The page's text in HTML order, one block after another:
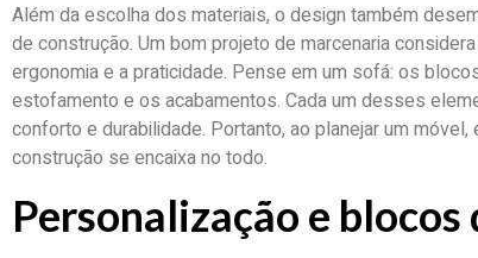
Além da escolha dos materiais, o design também
de construção. Um bom projeto de marcenaria
ergonomia e a praticidade. Pense em um sofá: os
estofamento e os acabamentos. Cada um desses
conforto e durabilidade. Portanto, ao planejar um
construção se encaixa no todo.
Personalização e